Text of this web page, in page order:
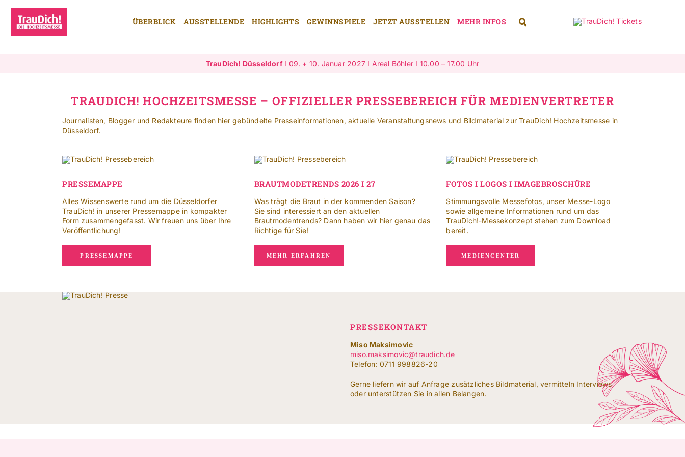
Inhalt
springen
ÜBERBLICK AUSSTELLENDE HIGHLIGHTS GEWINNSPIELE JETZT AUSSTELLEN MEHR INFOS
TrauDich! Düsseldorf I 09. + 10. Januar 2027 I Areal Böhler I 10.00 – 17.00 Uhr
TRAUDICH! HOCHZEITSMESSE – OFFIZIELLER PRESSEBEREICH FÜR MEDIENVERTRETER
Journalisten, Blogger und Redakteure finden hier gebündelte Presseinformationen, aktuelle Veranstaltungsnews und Bildmaterial zur TrauDich! Hochzeitsmesse in
Düsseldorf.
PRESSEMAPPE
Alles Wissenswerte rund um die Düsseldorfer
TrauDich! in unserer Pressemappe in kompakter
Form zusammengefasst. Wir freuen uns über Ihre
Veröffentlichung!
PRESSEMAPPE
BRAUTMODETRENDS 2026 I 27
Was trägt die Braut in der kommenden Saison?
Sie sind interessiert an den aktuellen
Brautmodentrends? Dann haben wir hier genau das
Richtige für Sie!
MEHR ERFAHREN
FOTOS I LOGOS I IMAGEBROSCHÜRE
Stimmungsvolle Messefotos, unser Messe-Logo
sowie allgemeine Informationen rund um das
TrauDich!-Messekonzept stehen zum Download
bereit.
MEDIENCENTER
PRESSEKONTAKT
Miso Maksimovic
miso.maksimovic@traudich.de
Telefon: 0711 998826-20
Gerne liefern wir auf Anfrage zusätzliches Bildmaterial, vermitteln Interviews
oder unterstützen Sie in allen Belangen.